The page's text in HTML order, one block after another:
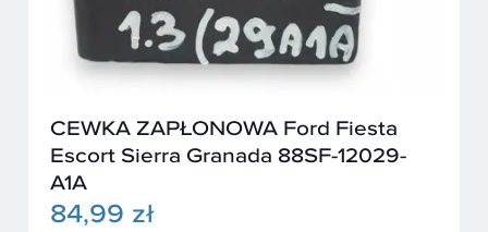
CEWKA ZAPŁONOWA Ford Fiesta
Escort Sierra Granada 88SF-12029-
A1A
84,99 zł